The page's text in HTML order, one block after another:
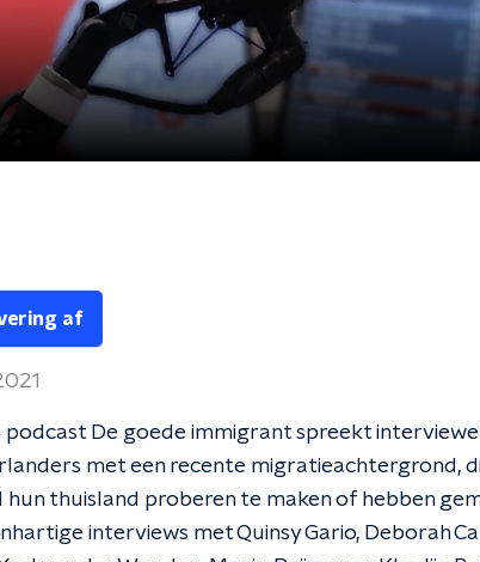
af
podcast De goede immigrant spreekt
met een recente migratieachtergrond,
hun thuisland proberen te maken of hebben
interviews met Quinsy Gario, Deborah